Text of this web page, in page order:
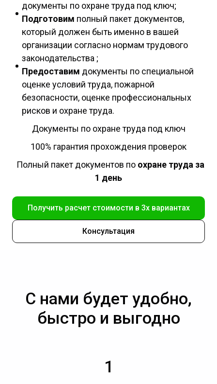
документы по охране труда под ключ;
Подготовим полный пакет документов,
который должен быть именно в вашей
организации согласно нормам трудового
законодательства ;
Предоставим документы по специальной
оценке условий труда, пожарной
безопасности, оценке профессиональных
рисков и охране труда.
Документы по охране труда под ключ
100% гарантия прохождения проверок
Полный пакет документов по охране труда за
1 день
Получить расчет стоимости в 3х вариантах
Консультация
С нами будет удобно,
быстро и выгодно
1